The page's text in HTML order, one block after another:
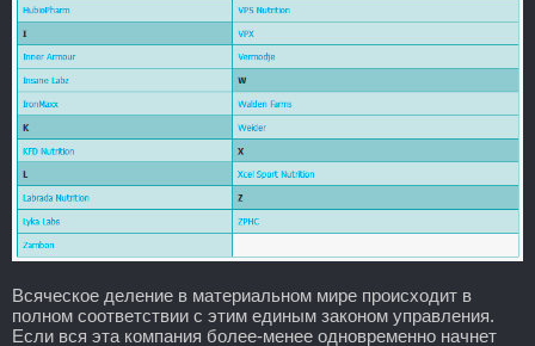
Всяческое деление в материальном мире происходит в
полном соответствии с этим единым законом управления.
Если вся эта компания более-менее одновременно начнет